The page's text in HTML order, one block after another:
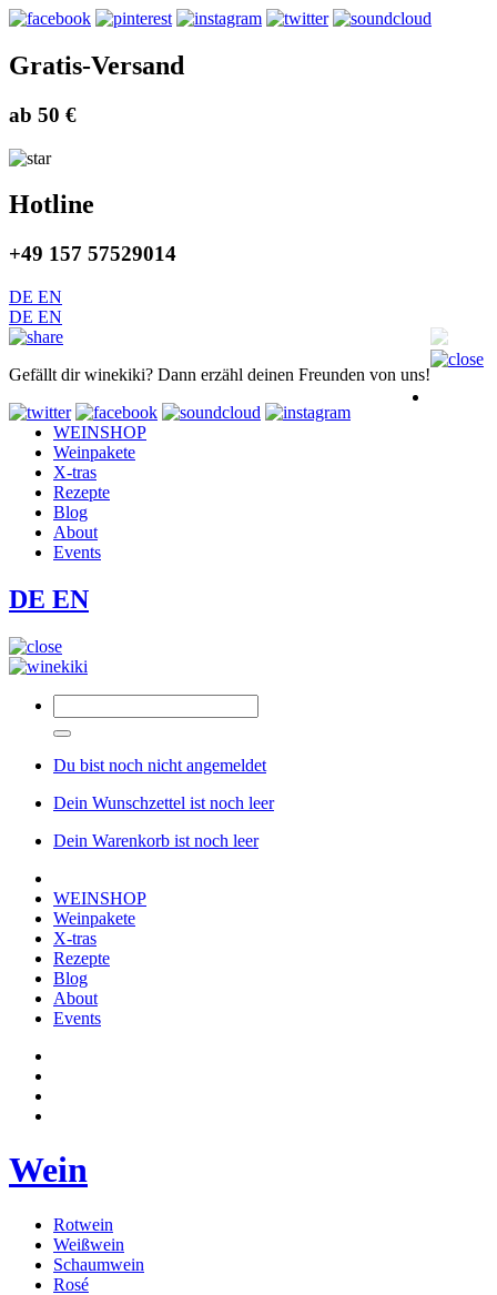
Gratis-Versand
ab 50 €
Hotline
+49 157 57529014
DE EN
DE EN
Gefällt dir winekiki? Dann erzähl deinen Freunden von uns!
WEINSHOP
Weinpakete
X-tras
Rezepte
Blog
About
Events
DE EN
Du bist noch nicht angemeldet
Dein Wunschzettel ist noch leer
Dein Warenkorb ist noch leer
WEINSHOP
Weinpakete
X-tras
Rezepte
Blog
About
Events
Wein
Rotwein
Weißwein
Schaumwein
Rosé